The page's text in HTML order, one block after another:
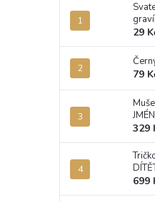
29
79
329
699